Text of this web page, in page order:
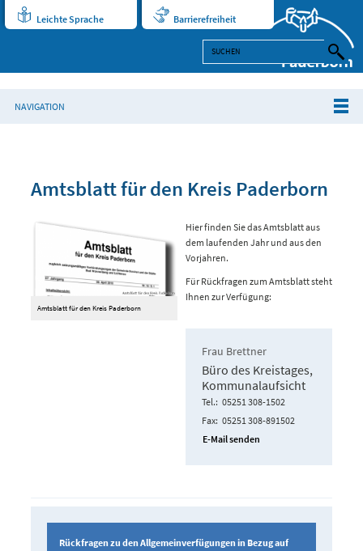
Leichte Sprache Barrierefreiheit
NAVIGATION
Amtsblatt für den Kreis Paderborn
Amtsblatt für den Kreis Paderborn
Hier finden Sie das Amtsblatt aus
dem laufenden Jahr und aus den
Vorjahren.
Für Rückfragen zum Amtsblatt steht
Ihnen zur Verfügung:
Frau Brettner
Büro des Kreistages,
Kommunalaufsicht
Tel. 05251 308-1502
Fax 05251 308-891502
E-Mail senden
Rückfragen zu den Allgemeinverfügungen in Bezug auf